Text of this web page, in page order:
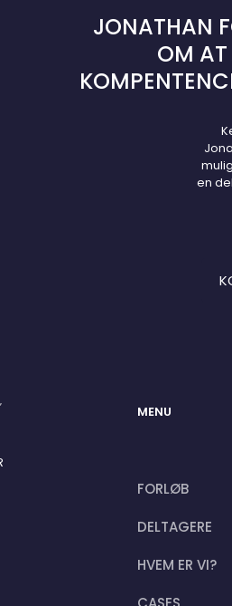
JONATHAN
OM AT
en
MENU
FORLØB
DELTAGERE
HVEM ER VI?